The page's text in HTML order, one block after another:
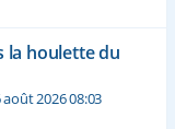
la houlette du
août 2026 08:03